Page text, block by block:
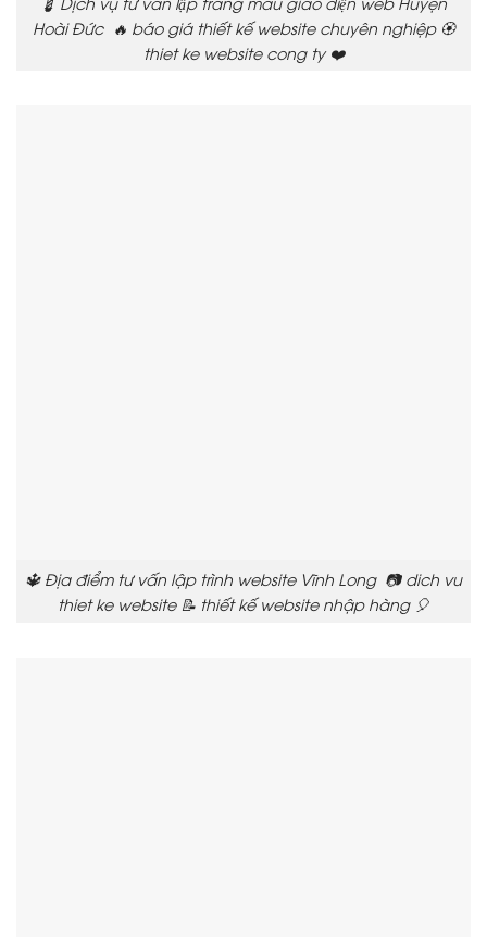
Hoài Đức 🔥 báo giá thiết kế website chuyên nghiệp 🏵️
thiet ke website cong ty ❤️
🔱 Địa điểm tư vấn lập trình website Vĩnh Long 📷 dich vu
thiet ke website 📝 thiết kế website nhập hàng 🎈